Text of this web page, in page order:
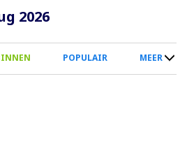
Overslaan
naar
inhoud
2026
POPULAIR MEER